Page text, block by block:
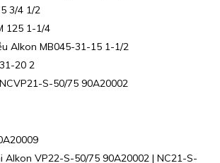
3/4 1/2
125 1-1/4
Alkon MB045-31-15 1-1/2
20 2
S-50/75 90A20002
VP22-S-50/75 90A20002 | NC21-S-